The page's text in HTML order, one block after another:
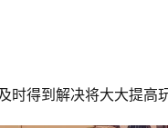
得到解决将大大提高